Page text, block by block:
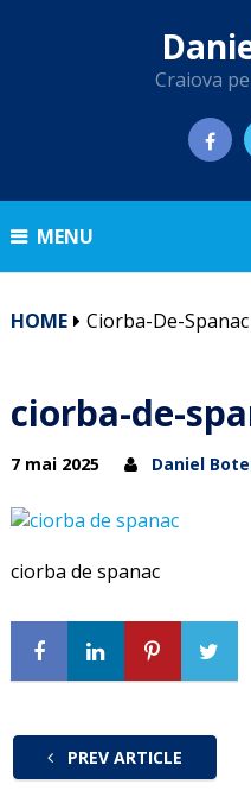
Craiova
MENU
HOME Ciorba-De-Spanac
ciorba-de-
7 mai 2025 Daniel
ciorba de spanac
PREV ARTICLE